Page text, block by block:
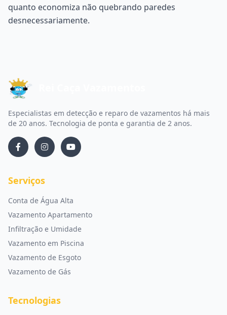
quanto economiza não quebrando paredes
desnecessariamente.
Especialistas em detecção e reparo de vazamentos há mais
de 20 anos. Tecnologia de ponta e garantia de 2 anos.
Serviços
Conta de Água Alta
Vazamento Apartamento
Infiltração e Umidade
Vazamento em Piscina
Vazamento de Esgoto
Vazamento de Gás
Tecnologias